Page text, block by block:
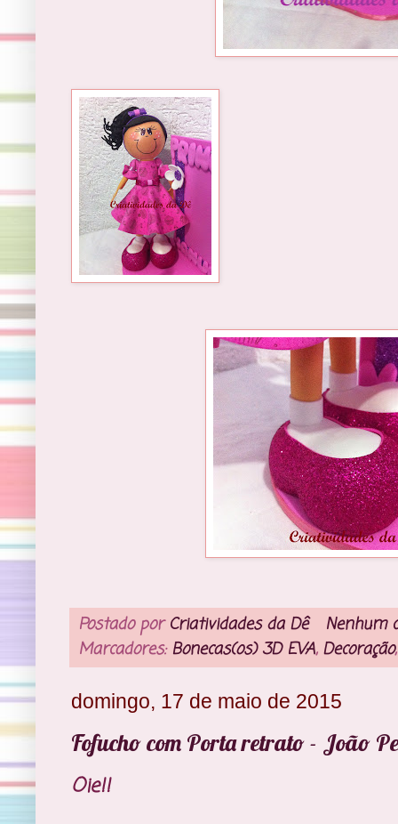
Postado porCriatividades da Dê
Nenhum
Marcadores: Bonecas(os) 3D EVA, Decoração
domingo, 17 de maio de 2015
Fofucho com Porta retrato - João
Oie!!